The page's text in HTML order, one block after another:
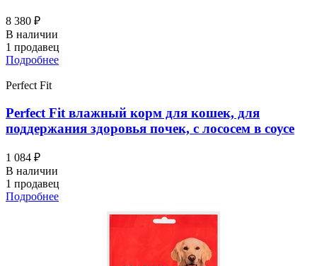
8 380 ₽
В наличии
1 продавец
Подробнее
Perfect Fit
Perfect Fit влажный корм для кошек, для
поддержания здоровья почек, с лососем в соусе
1 084 ₽
В наличии
1 продавец
Подробнее